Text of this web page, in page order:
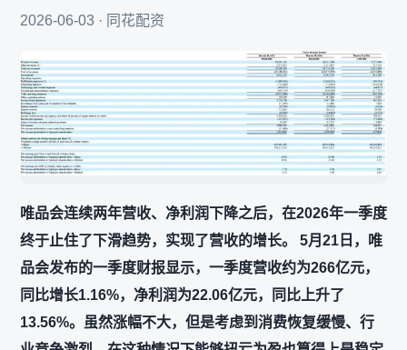
2026-06-03 · 同花配资
唯品会连续两年营收、净利润下降之后，在2026年一季度
终于止住了下滑趋势，实现了营收的增长。 5月21日，唯
品会发布的一季度财报显示，一季度营收约为266亿元，
同比增长1.16%，净利润为22.06亿元，同比上升了
13.56%。虽然涨幅不大，但是考虑到消费恢复缓慢、行